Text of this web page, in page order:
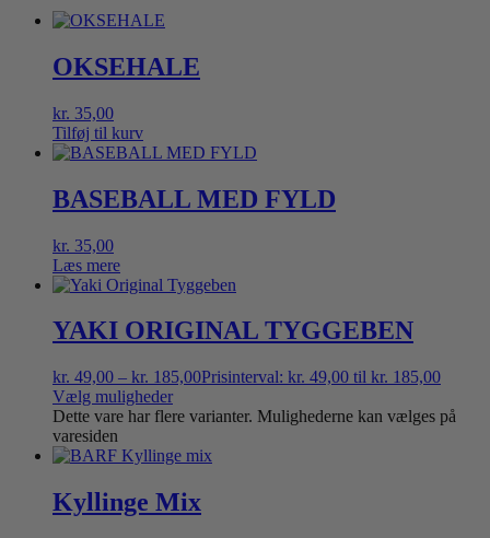
OKSEHALE
kr. 35,00
Tilføj til kurv
BASEBALL MED FYLD
kr. 35,00
Læs mere
YAKI ORIGINAL TYGGEBEN
kr. 49,00 – kr. 185,00Prisinterval: kr. 49,00 til kr. 185,00
Vælg muligheder
Dette vare har flere varianter. Mulighederne kan vælges på
varesiden
Kyllinge Mix